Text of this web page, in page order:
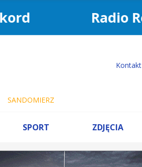
Kontakt
SANDOMIERZ
SPORT ZDJĘCIA